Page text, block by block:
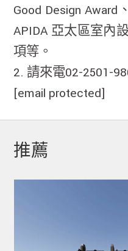
Good Design Award
APIDA 亞太區室內
項等。
2. 請來電02-2501-
[email protected]
推薦